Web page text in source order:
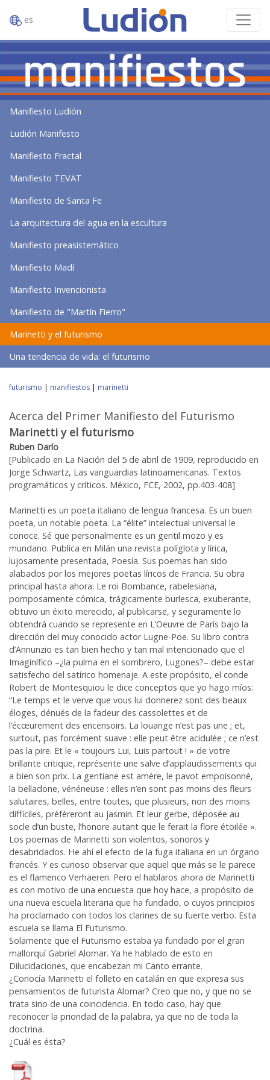
es
Manifiesto Ludión
Ludión Manifesto
Manifiesto Fractal
Manifiesto TEVAT
Manifiesto de Santa Fe
La arquitectura del agua en la escultura
Manifiesto preasistemático
Manifiesto Madí
Manifiesto Invencionista
Manifiesto de "Martín Fierro"
Marinetti y el futurismo
Una tendencia de vida: el futurismo
futurismo | manifiestos | marinetti
Acerca del Primer Manifiesto del Futurismo
Marinetti y el futurismo
Ruben Darío
[Publicado en La Nación del 5 de abril de 1909, reproducido en
Jorge Schwartz, Las vanguardias latinoamericanas. Textos
programáticos y críticos. México, FCE, 2002, pp.403-408]
Marinetti es un poeta italiano de lengua francesa. Es un buen
poeta, un notable poeta. La “élite” intelectual universal le
conoce. Sé que personalmente es un gentil mozo y es
mundano. Publica en Milán una revista políglota y lírica,
lujosamente presentada, Poesía. Sus poemas han sido
alabados por los mejores poetas líricos de Francia. Su obra
principal hasta ahora: Le roi Bombance, rabelesiana,
pomposamente cómica, trágicamente burlesca, exuberante,
obtuvo un éxito merecido, al publicarse, y seguramente lo
obtendrá cuando se represente en L’Oeuvre de París bajo la
dirección del muy conocido actor Lugne-Poe. Su libro contra
d’Annunzio es tan bien hecho y tan mal intencionado que el
Imaginífico –¿la pulma en el sombrero, Lugones?– debe estar
satisfecho del satírico homenaje. A este propósito, el conde
Robert de Montesquiou le dice conceptos que yo hago míos:
“Le temps et le verve que vous lui donnerez sont des beaux
éloges, dénués de la fadeur des cassolettes et de
l’écœurement des encensoirs. La louange n’est pas une ; et,
surtout, pas forcément suave : elle peut être acidulée ; ce n’est
pas la pire. Et le « toujours Lui, Luis partout ! » de votre
brillante critique, représente une salve d’applaudissements qui
a bien son prix. La gentiane est amère, le pavot empoisonné,
la belladone, vénéneuse : elles n’en sont pas moins des fleurs
salutaires, belles, entre toutes, que plusieurs, non des moins
difficiles, préféreront au jasmin. Et leur gerbe, déposée au
socle d’un buste, l’honore autant que le ferait la flore étoilée ».
Los poemas de Marinetti son violentos, sonoros y
desabridados. He ahí el efecto de la fuga italiana en un órgano
francés. Y es curioso observar que aquel que más se le parece
es el flamenco Verhaeren. Pero el hablaros ahora de Marinetti
es con motivo de una encuesta que hoy hace, a propósito de
una nueva escuela literaria que ha fundado, o cuyos principios
ha proclamado con todos los clarines de su fuerte verbo. Esta
escuela se llama El Futurismo.
Solamente que el Futurismo estaba ya fundado por el gran
mallorquí Gabriel Alomar. Ya he hablado de esto en
Dilucidaciones, que encabezan mi Canto errante.
¿Conocía Marinetti el folleto en catalán en que expresa sus
pensamientos de futurista Alomar? Creo que no, y que no se
trata sino de una coincidencia. En todo caso, hay que
reconocer la prioridad de la palabra, ya que no de toda la
doctrina.
¿Cuál es ésta?